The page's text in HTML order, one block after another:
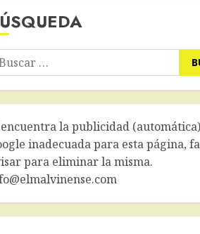
encuentra la publicidad
inadecuada para esta página,
para eliminar la misma.